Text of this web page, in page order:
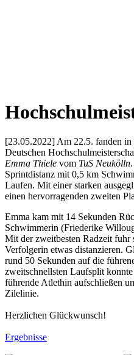
[23.05.2022] Am 22.5. fanden
Deutschen
Emma Thiele vom TuS Neukölln
Sprintdistanz mit 0,5 km
Laufen. Mit einer starken
einen hervorragenden zweiten
Emma kam mit 14 Sekunden
Schwimmerin (Friederike
Mit der zweitbesten Radzeit
Verfolgerin etwas distanzieren.
rund 50 Sekunden auf die
zweitschnellsten Laufsplit
führende Atlethin aufschließen
Zilelinie.
Herzlichen Glückwunsch!
Ergebnisse